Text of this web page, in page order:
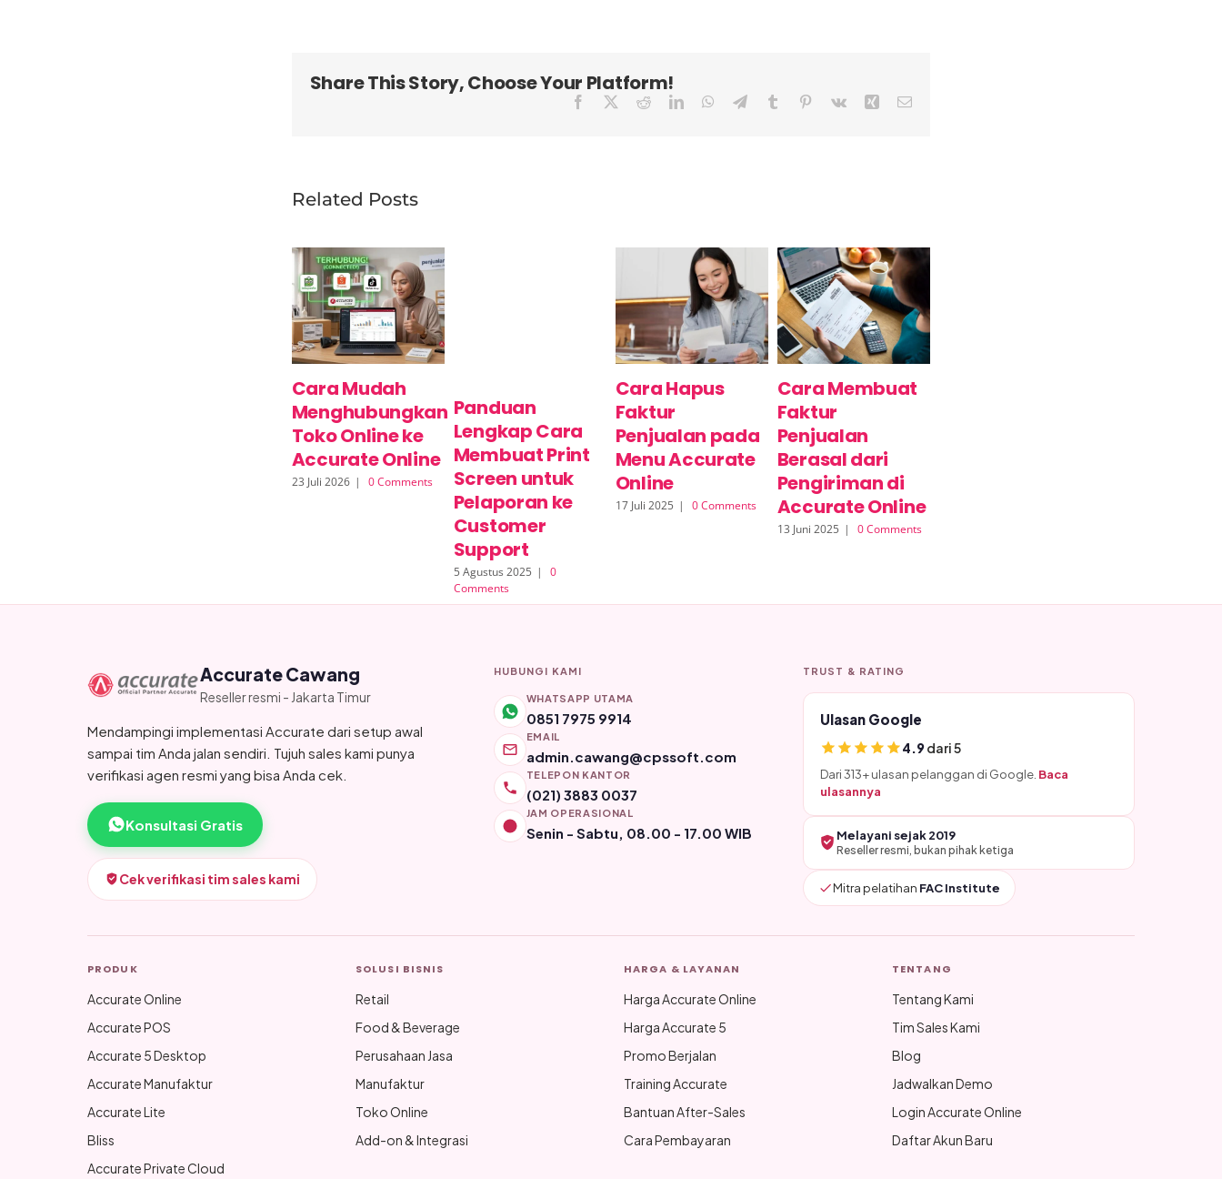
Share This Story, Choose Your Platform!
Facebook RedditLinkedInWhatsApp
TelegramTumblr Pinterest
Vk Xing Email
Related Posts
Cara Mudah
Menghubungkan
Toko Online ke
Accurate Online
23 Juli 2026 | 0 Comments
Panduan
Lengkap Cara
Membuat Print
Screen untuk
Pelaporan ke
Customer
Support
5 Agustus 2025 |
0
Comments
Cara Hapus
Faktur
Penjualan pada
Menu Accurate
Online
17 Juli 2025 | 0 Comments
Cara Membuat
Faktur
Penjualan
Berasal dari
Pengiriman di
Accurate Online
13 Juni 2025 | 0 Comments
Accurate Cawang
Reseller resmi - Jakarta Timur
Mendampingi implementasi Accurate dari setup awal
sampai tim Anda jalan sendiri. Tujuh sales kami punya
verifikasi agen resmi yang bisa Anda cek.
Konsultasi Gratis
Cek verifikasi tim sales kami
HUBUNGI KAMI
WHATSAPP UTAMA
0851 7975 9914
EMAIL
admin.cawang@cpssoft.com
TELEPON KANTOR
(021) 3883 0037
JAM OPERASIONAL
Senin - Sabtu, 08.00 - 17.00 WIB
TRUST & RATING
Ulasan Google
4.9dari 5
Dari 313+ ulasan pelanggan di Google. Baca
ulasannya
Melayani sejak 2019
Reseller resmi, bukan pihak ketiga
Mitra pelatihan FAC Institute
PRODUK
Accurate Online
Accurate POS
Accurate 5 Desktop
Accurate Manufaktur
Accurate Lite
Bliss
Accurate Private Cloud
SOLUSI BISNIS
Retail
Food & Beverage
Perusahaan Jasa
Manufaktur
Toko Online
Add-on & Integrasi
HARGA & LAYANAN
Harga Accurate Online
Harga Accurate 5
Promo Berjalan
Training Accurate
Bantuan After-Sales
Cara Pembayaran
TENTANG
Tentang Kami
Tim Sales Kami
Blog
Jadwalkan Demo
Login Accurate Online
Daftar Akun Baru